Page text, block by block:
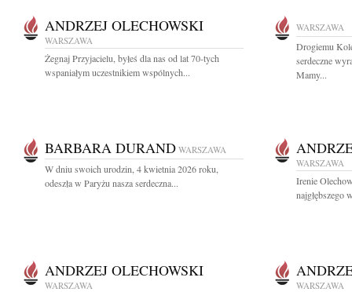
ANDRZEJ OLECHOWSKI
WARSZAWA
Żegnaj Przyjacielu, byłeś dla nas od lat 70-tych
wspaniałym uczestnikiem wspólnych...
WARSZAWA
Drogiemu
serdeczne
Mamy...
BARBARA DURAND WARSZAWA
W dniu swoich urodzin, 4 kwietnia 2026 roku,
odeszła w Paryżu nasza serdeczna...
WARSZAWA
Irenie
najgłębszego
ANDRZEJ OLECHOWSKI
WARSZAWA WARSZAWA